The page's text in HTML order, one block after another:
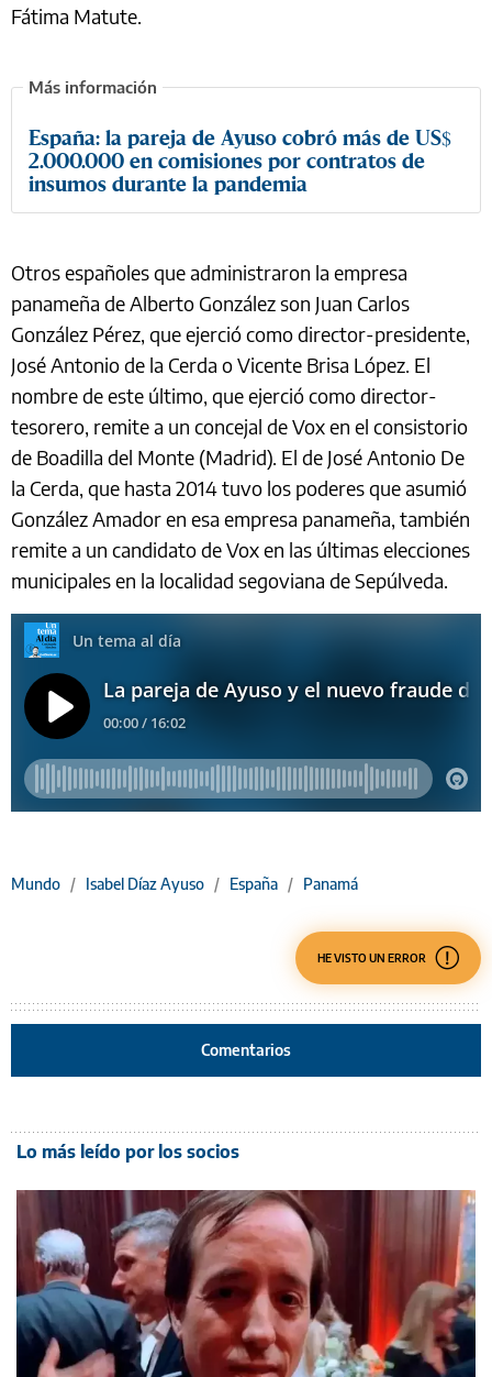
Fátima Matute.
España: la pareja de Ayuso cobró más de US$
2.000.000 en comisiones por contratos de
insumos durante la pandemia
Otros españoles que administraron la empresa
panameña de Alberto González son Juan Carlos
González Pérez, que ejerció como director-presidente,
José Antonio de la Cerda o Vicente Brisa López. El
nombre de este último, que ejerció como director-
tesorero, remite a un concejal de Vox en el consistorio
de Boadilla del Monte (Madrid). El de José Antonio De
la Cerda, que hasta 2014 tuvo los poderes que asumió
González Amador en esa empresa panameña, también
remite a un candidato de Vox en las últimas elecciones
municipales en la localidad segoviana de Sepúlveda.
Mundo / Isabel Díaz Ayuso / España / Panamá
HE VISTO UN ERROR
Comentarios
Lo más leído por los socios